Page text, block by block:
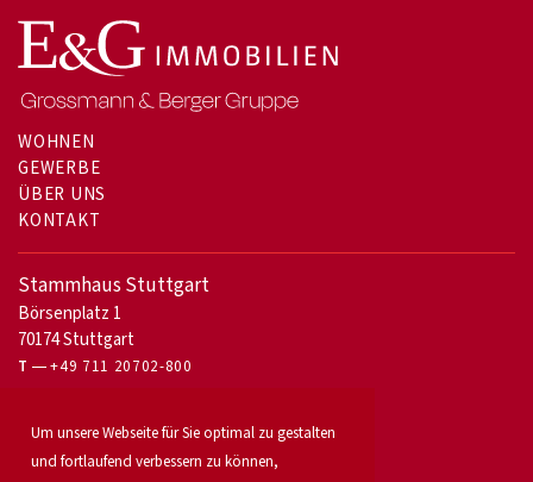
WOHNEN
GEWERBE
ÜBER UNS
KONTAKT
Stammhaus Stuttgart
Börsenplatz 1
70174 Stuttgart
T +49 711 20702-800
Für Eigentümer
Unser Service
Um unsere Webseite für Sie optimal zu gestalten
und fortlaufend verbessern zu können,